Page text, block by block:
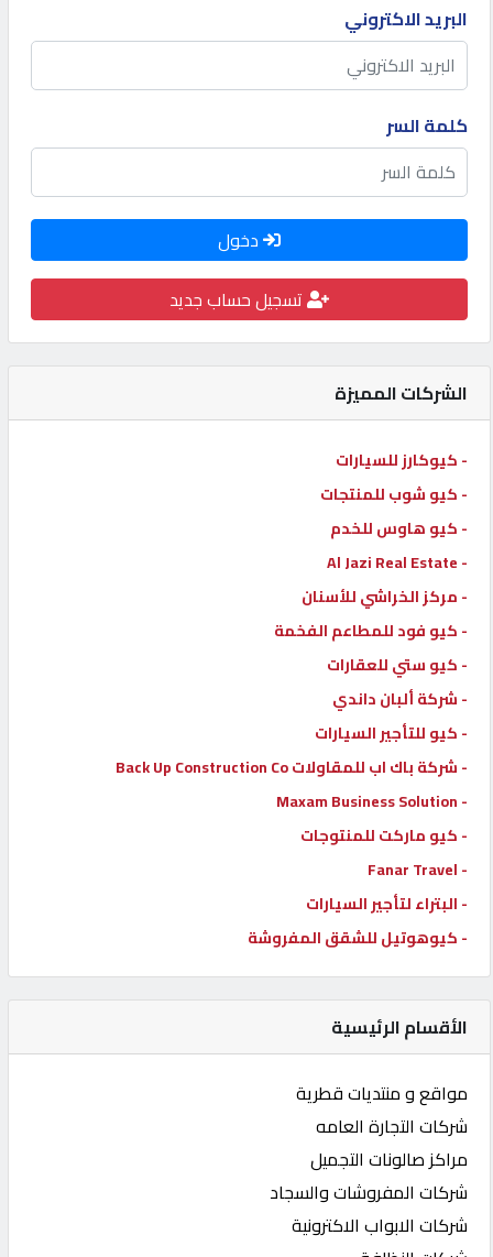
المنتدى
كيو
مزاد
كيو
نمبر
كارز
كيو
ماركت
الدليل
القطري
POWERED
QHOST
البريد الاكتروني
كلمة السر
دخول
تسجيل حساب جديد
الشركات المميزة
- كيوكارز للسيارات
- كيو شوب للمنتجات
- كيو هاوس للخدم
- Al Jazi Real Estate
- مركز الخراشي للأسنان
- كيو فود للمطاعم الفخمة
- كيو ستي للعقارات
- شركة ألبان داندي
- كيو للتأجير السيارات
- شركة باك اب للمقاولات Back Up Construction Co
- Maxam Business Solution
- كيو ماركت للمنتوجات
- Fanar Travel
- البتراء لتأجير السيارات
- كيوهوتيل للشقق المفروشة
الأقسام الرئيسية
مواقع و منتديات قطرية
شركات التجارة العامه
مراكز صالونات التجميل
شركات المفروشات والسجاد
شركات الابواب الاكترونية